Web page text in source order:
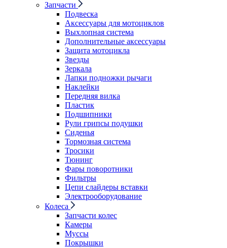
Запчасти
Подвеска
Аксессуары для мотоциклов
Выхлопная система
Дополнительные аксессуары
Защита мотоцикла
Звезды
Зеркала
Лапки подножки рычаги
Наклейки
Передняя вилка
Пластик
Подшипники
Рули грипсы подушки
Сиденья
Тормозная система
Тросики
Тюнинг
Фары поворотники
Фильтры
Цепи слайдеры вставки
Электрооборудование
Колеса
Запчасти колес
Камеры
Муссы
Покрышки